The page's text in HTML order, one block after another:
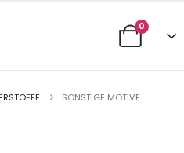
0
SONSTIGE MOTIVE